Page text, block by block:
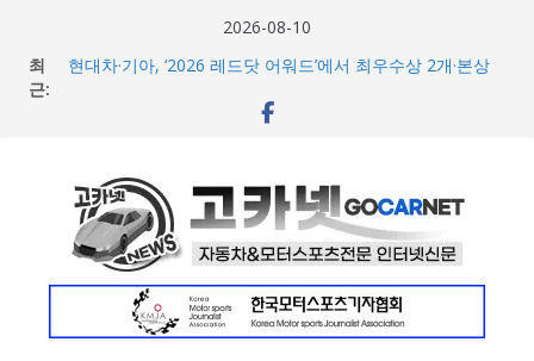
2026-08-10
최
근:
현대차·기아, ‘2026 레드닷 어워드’에서 최우수상 2개·본상
[신차] BMW, 8월 온라인 한정 에디션 3종 출시… 11일
이션 엔진’ 공개
벤틀리서울, 광주 신세계백화점에서 호남지역 최초 브랜드
팝업 오픈
BMW 레이디스 챔피언십 2026, 다양한 티켓 패키지 선보이
며 본격 대회 준비 돌입